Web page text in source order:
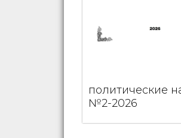
политические
№2-2026